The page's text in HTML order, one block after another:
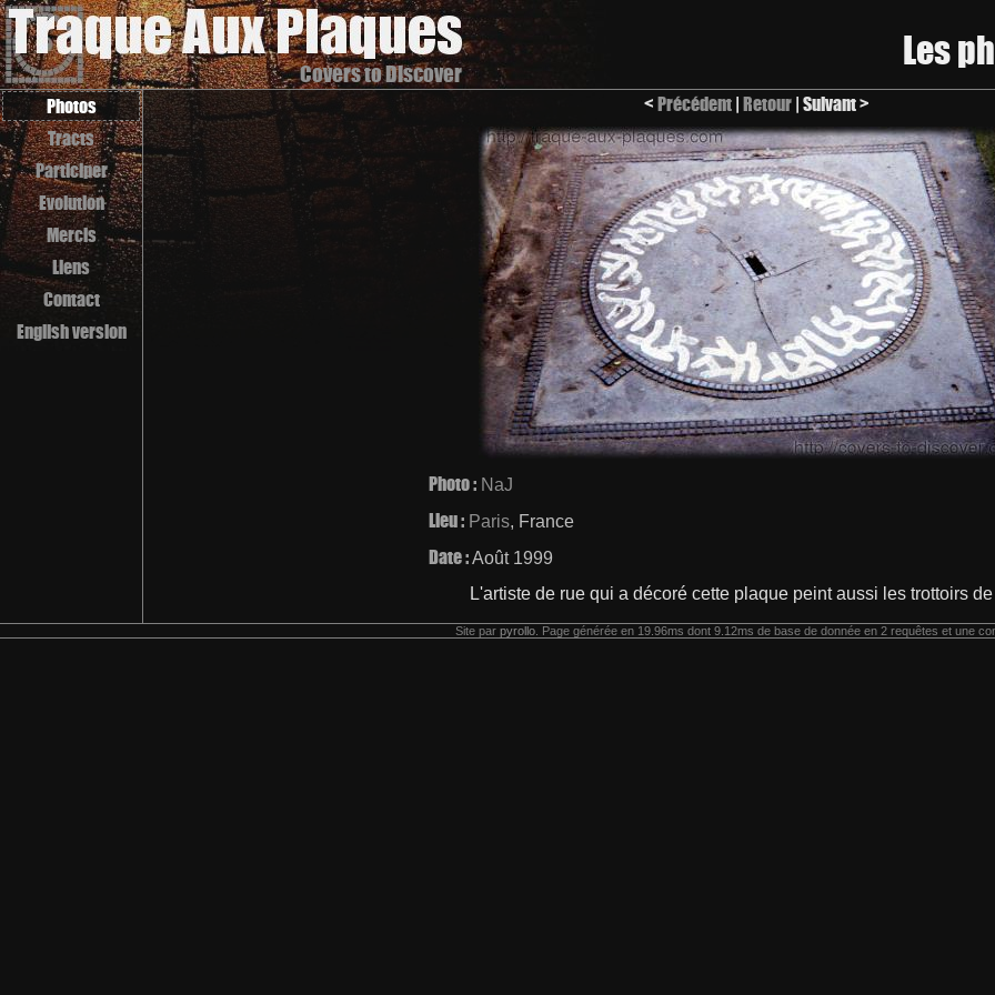
Covers to Discover Les
Photos
Tracts
Participer
Evolution
Mercis
Liens
Contact
English version
<Précédent|Retour| Suivant >
Photo : NaJ
Lieu : Paris, France
Date :Août 1999
L'artiste de rue qui a décoré cette plaque peint aussi les trottoirs
Site par pyrollo . Page générée en 19.96ms dont 9.12ms de base de donnée en 2 requêtes et une